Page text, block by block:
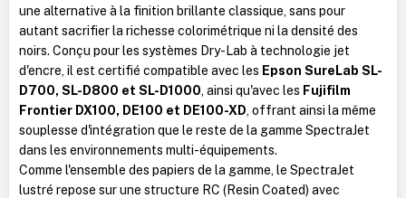
une alternative à la finition brillante classique, sans pour
autant sacrifier la richesse colorimétrique ni la densité des
noirs. Conçu pour les systèmes Dry-Lab à technologie jet
d'encre, il est certifié compatible avec les Epson SureLab SL-
D700, SL-D800 et SL-D1000, ainsi qu'avec les Fujifilm
Frontier DX100, DE100 et DE100-XD, offrant ainsi la même
souplesse d'intégration que le reste de la gamme SpectraJet
dans les environnements multi-équipements.
Comme l'ensemble des papiers de la gamme, le SpectraJet
lustré repose sur une structure RC (Resin Coated) avec